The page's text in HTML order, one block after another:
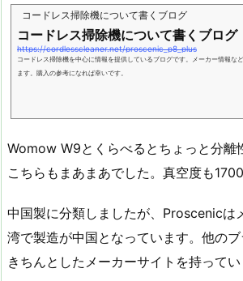
コードレス掃除機について書くブログ
コードレス掃除機について書くブログ
https://cordlesscleaner.net/proscenic_p8_plus
コードレス掃除機を中心に情報を提供しているブログです。メーカー情報な
ます。購入の参考になれば幸いです。
Womow W9とくらべるとちょっと分離
こちらもまあまあでした。真空度も
中国製に分類しましたが、Proscenicは
湾で製造が中国となっています。他の
きちんとしたメーカーサイトを持ってい